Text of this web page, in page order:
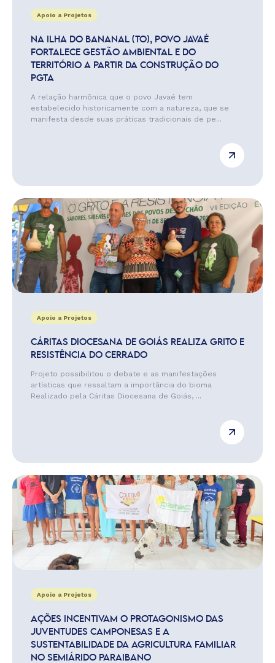
Apoio a Projetos
NA ILHA DO BANANAL (TO), POVO JAVAÉ
FORTALECE GESTÃO AMBIENTAL E DO
TERRITÓRIO A PARTIR DA CONSTRUÇÃO DO
PGTA
A relação harmônica que o povo Javaé tem
estabelecido historicamente com a natureza, que se
manifesta desde suas práticas tradicionais de pe...
Apoio a Projetos
CÁRITAS DIOCESANA DE GOIÁS REALIZA GRITO E
RESISTÊNCIA DO CERRADO
Projeto possibilitou o debate e as manifestações
artísticas que ressaltam a importância do bioma
Realizado pela Cáritas Diocesana de Goiás, ...
Apoio a Projetos
AÇÕES INCENTIVAM O PROTAGONISMO DAS
JUVENTUDES CAMPONESAS E A
SUSTENTABILIDADE DA AGRICULTURA FAMILIAR
NO SEMIÁRIDO PARAIBANO